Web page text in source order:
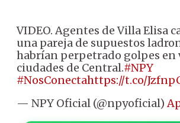
VIDEO. Agentes de Villa Elisa
una pareja de supuestos
habrían perpetrado golpes en
ciudades de Central.#NPY
#NosConectahttps://t.co/
— NPY Oficial (@npyoficial)